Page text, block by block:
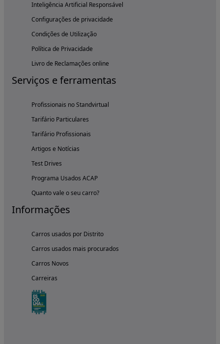
Inteligência Artificial Responsável
Configurações de privacidade
Condições de Utilização
Política de Privacidade
Livro de Reclamações online
Serviços e ferramentas
Profissionais no Standvirtual
Tarifário Particulares
Tarifário Profissionais
Artigos e Notícias
Test Drives
Programa Usados ACAP
Quanto vale o seu carro?
Informações
Carros usados por Distrito
Carros usados mais procurados
Carros Novos
Carreiras